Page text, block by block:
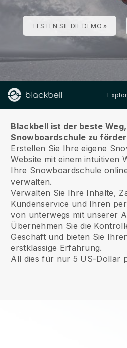
TESTEN SIE DIE DEMO »
Blackbell ist der beste
Snowboardschule zu
Erstellen Sie Ihre eigene
Website mit einem intuitiven
Ihre Snowboardschule
verwalten.
Verwalten Sie Ihre Inhalte,
Kundenservice und Ihren
von unterwegs mit unserer
Übernehmen Sie die
Geschäft und bieten Sie
erstklassige Erfahrung.
All dies für nur 5 US-Dollar